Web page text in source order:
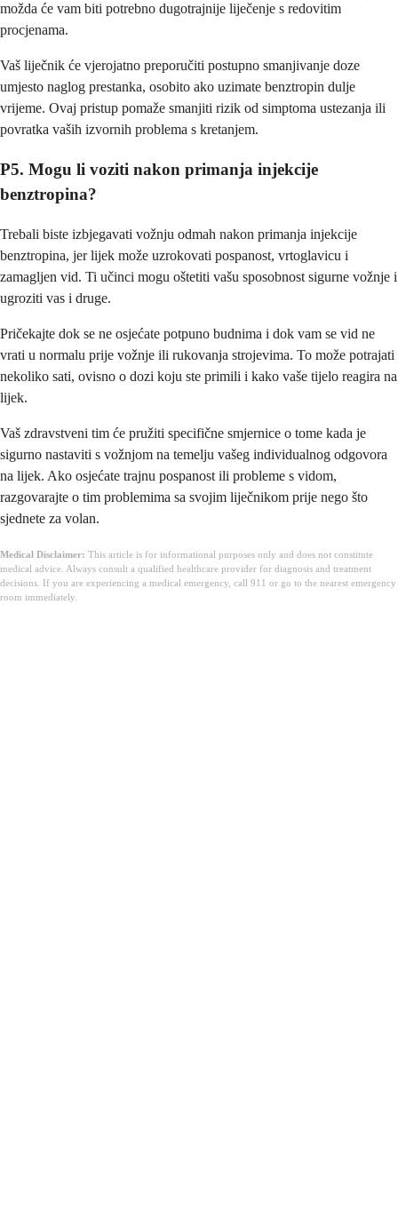
možda će vam biti potrebno dugotrajnije liječenje s redovitim
procjenama.
Vaš liječnik će vjerojatno preporučiti postupno smanjivanje doze
umjesto naglog prestanka, osobito ako uzimate benztropin dulje
vrijeme. Ovaj pristup pomaže smanjiti rizik od simptoma ustezanja ili
povratka vaših izvornih problema s kretanjem.
P5. Mogu li voziti nakon primanja injekcije
benztropina?
Trebali biste izbjegavati vožnju odmah nakon primanja injekcije
benztropina, jer lijek može uzrokovati pospanost, vrtoglavicu i
zamagljen vid. Ti učinci mogu oštetiti vašu sposobnost sigurne vožnje i
ugroziti vas i druge.
Pričekajte dok se ne osjećate potpuno budnima i dok vam se vid ne
vrati u normalu prije vožnje ili rukovanja strojevima. To može potrajati
nekoliko sati, ovisno o dozi koju ste primili i kako vaše tijelo reagira na
lijek.
Vaš zdravstveni tim će pružiti specifične smjernice o tome kada je
sigurno nastaviti s vožnjom na temelju vašeg individualnog odgovora
na lijek. Ako osjećate trajnu pospanost ili probleme s vidom,
razgovarajte o tim problemima sa svojim liječnikom prije nego što
sjednete za volan.
Medical Disclaimer: This article is for informational purposes only and does not constitute
medical advice. Always consult a qualified healthcare provider for diagnosis and treatment
decisions. If you are experiencing a medical emergency, call 911 or go to the nearest emergency
room immediately.